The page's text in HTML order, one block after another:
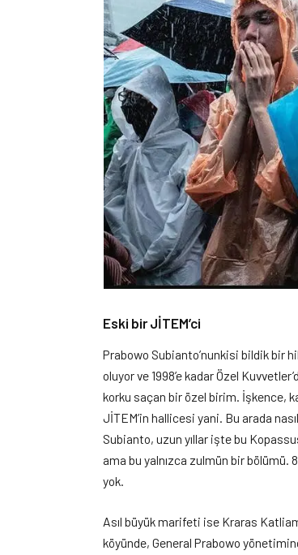
Eski bir JİTEM’ci
Prabowo Subianto’nunkisi bildik bir
oluyor ve 1998’e kadar Özel
korku saçan bir özel birim. İşkence,
JİTEM’in hallicesi yani. Bu arada
Subianto, uzun yıllar işte bu
ama bu yalnızca zulmün bir bölümü.
yok.
Asıl büyük marifeti ise Kraras
köyünde, General Prabowo